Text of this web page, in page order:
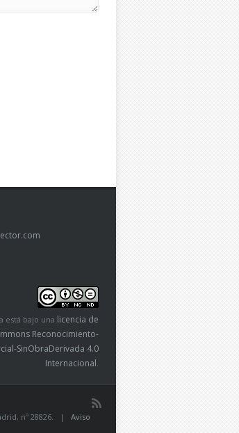
está bajo una licencia de
Reconocimiento-
SinObraDerivada 4.0
Internacional
nº 28826. | Aviso